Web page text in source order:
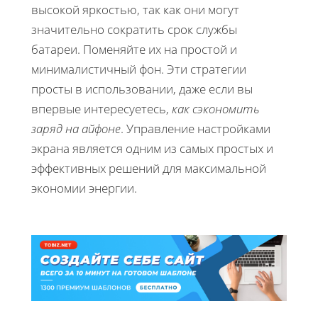
высокой яркостью, так как они могут
значительно сократить срок службы
батареи. Поменяйте их на простой и
минималистичный фон. Эти стратегии
просты в использовании, даже если вы
впервые интересуетесь, как сэкономить
заряд на айфоне. Управление настройками
экрана является одним из самых простых и
эффективных решений для максимальной
экономии энергии.